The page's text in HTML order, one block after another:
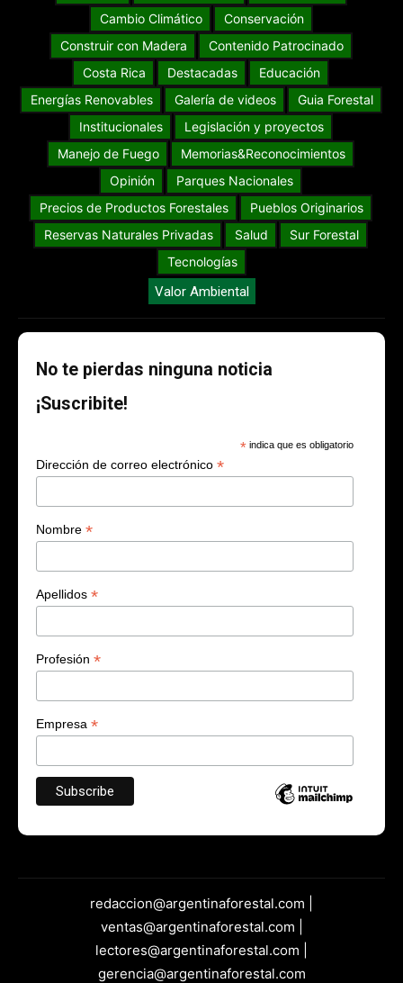
Cambio Climático
Conservación
Construir con Madera
Contenido Patrocinado
Costa Rica
Destacadas
Educación
Energías Renovables
Galería de videos
Guia Forestal
Institucionales
Legislación y proyectos
Manejo de Fuego
Memorias&Reconocimientos
Opinión
Parques Nacionales
Precios de Productos Forestales
Pueblos Originarios
Reservas Naturales Privadas
Salud
Sur Forestal
Tecnologías
Valor Ambiental
No te pierdas ninguna noticia
¡Suscribite!
* indica que es obligatorio
Dirección de correo electrónico *
Nombre *
Apellidos *
Profesión *
Empresa *
redaccion@argentinaforestal.com |
ventas@argentinaforestal.com |
lectores@argentinaforestal.com |
gerencia@argentinaforestal.com